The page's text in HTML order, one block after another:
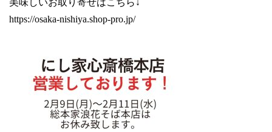
https://osaka-nishiya.shop-pro.jp/